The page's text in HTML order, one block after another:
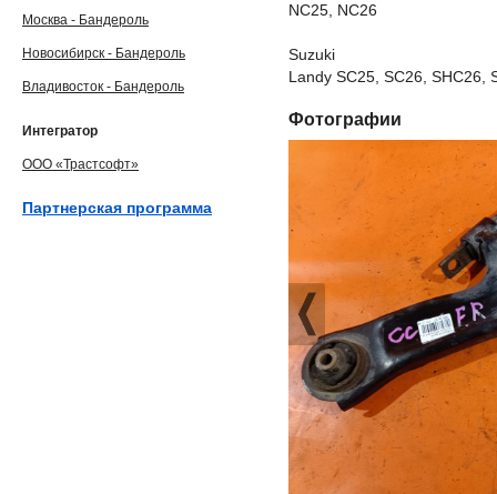
NC25, NC26
Suzuki
Landy SC25, SC26, SHC26,
Фотографии
Москва - Бандероль
Новосибирск - Бандероль
Владивосток - Бандероль
Интегратор
ООО «Трастсофт»
Партнерская программа